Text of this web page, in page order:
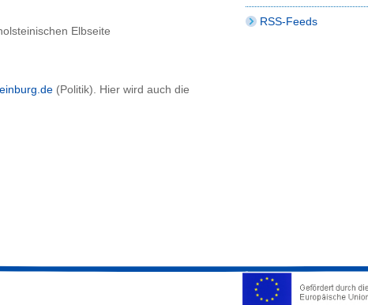
Elbseite
(Politik). Hier wird auch die
RSS-Feeds